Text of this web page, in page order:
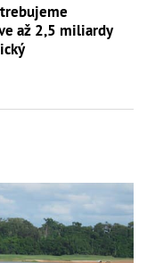
až 2,5 miliardy